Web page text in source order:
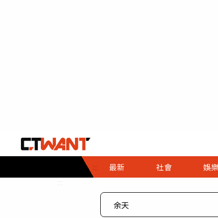
::: 最新 社會
社會首頁
時事
娛樂
娛樂首頁
即時
專題
財經首頁
熱線
３Ｃ
政